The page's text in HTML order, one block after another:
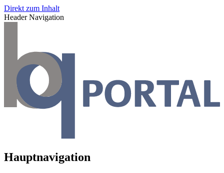
Direkt zum Inhalt
Header Navigation
Hauptnavigation